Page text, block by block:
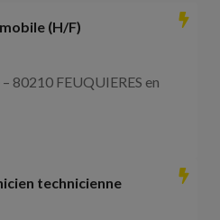
(H/F)
80210 FEUQUIERES en
technicienne